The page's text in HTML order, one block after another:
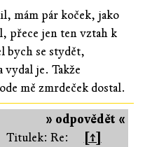
mám pár koček, jako
přece jen ten vztah k
bych se stydět,
vydal je. Takže
mě zmrdeček dostal.
» odpovědět «
Titulek: Re:
[↑]